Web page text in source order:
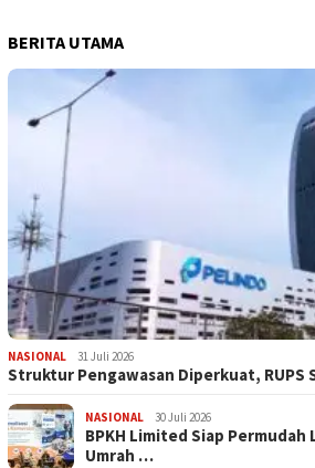
BERITA UTAMA
NASIONAL 31 Juli 2026
​Struktur Pengawasan Diperkuat, RUPS
NASIONAL 30 Juli 2026
BPKH Limited Siap Permudah
Umrah …